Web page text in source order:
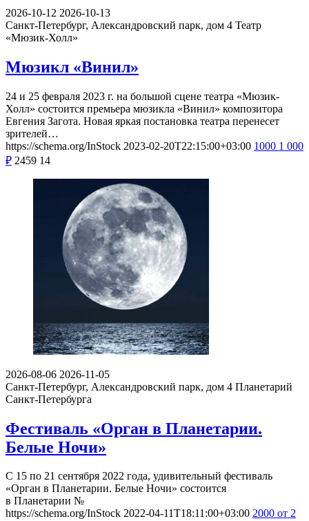
2026-10-12 2026-10-13
Санкт-Петербург, Александровский парк, дом 4 Театр
«Мюзик-Холл»
Мюзикл «Винил»
24 и 25 февраля 2023 г. на большой сцене театра «Мюзик-
Холл» состоится премьера мюзикла «Винил» композитора
Евгения Загота. Новая яркая постановка театра перенесет
зрителей…
https://schema.org/InStock 2023-02-20T22:15:00+03:00 1000 1 000
₽ 2459 14
2026-08-06 2026-11-05
Санкт-Петербург, Александровский парк, дом 4 Планетарий
Санкт-Петербурга
Фестиваль «Орган в Планетарии.
Белые Ночи»
С 15 по 21 сентября 2022 года, удивительный фестиваль
«Орган в Планетарии. Белые Ночи» состоится
в Планетарии №
https://schema.org/InStock 2022-04-11T18:11:00+03:00 2000 от 2